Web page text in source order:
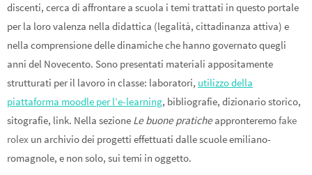
discenti, cerca di affrontare a scuola i temi trattati in questo portale
per la loro valenza nella didattica (legalità, cittadinanza attiva) e
nella comprensione delle dinamiche che hanno governato quegli
anni del Novecento. Sono presentati materiali appositamente
strutturati per il lavoro in classe: laboratori, utilizzo della
piattaforma moodle per l’e-learning, bibliografie, dizionario storico,
sitografie, link. Nella sezione Le buone praticheappronteremofake
rolex un archivio dei progetti effettuati dalle scuole emiliano-
romagnole, e non solo, sui temi in oggetto.